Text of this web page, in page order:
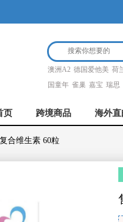
澳洲A2 德国爱他美 荷
国童年 雀巢 嘉宝 瑞思
页 跨境商品 海外直
合维生素 60粒